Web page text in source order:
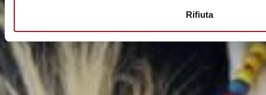
Rifiuta